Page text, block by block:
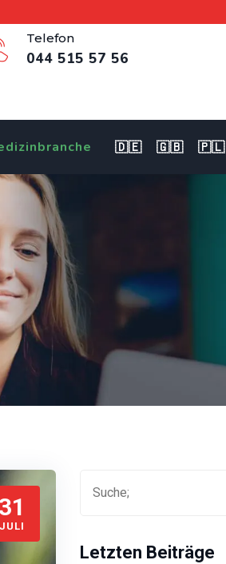
Telefon
044 515 57 56
🇩🇪 🇬🇧 🇵🇱
31
JULI
Letzten Beiträge